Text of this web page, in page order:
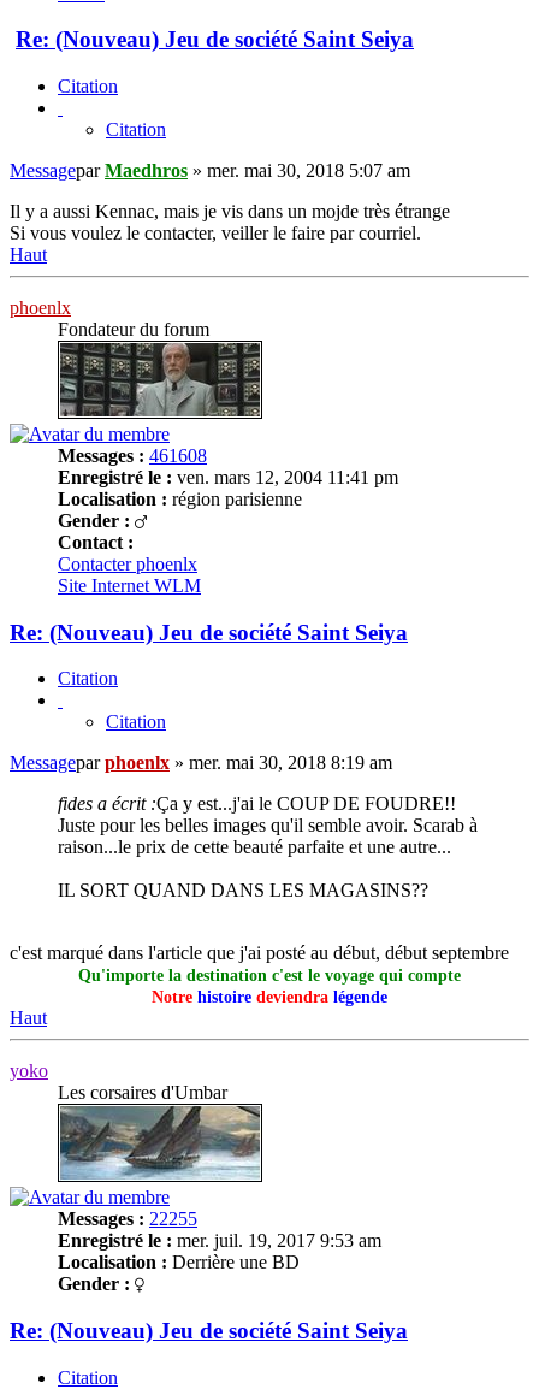
Re: (Nouveau) Jeu de société Saint Seiya
Citation
Citation
MessageparMaedhros » mer. mai 30, 2018 5:07 am
Il y a aussi Kennac, mais je vis dans un mojde très étrange
Si vous voulez le contacter, veiller le faire par courriel.
Haut
phoenlx
Fondateur du forum
Messages : 461608
Enregistré le : ven. mars 12, 2004 11:41 pm
Localisation : région parisienne
Gender :
Contact :
Contacter phoenlx
Site Internet WLM
Re: (Nouveau) Jeu de société Saint Seiya
Citation
Citation
Messageparphoenlx » mer. mai 30, 2018 8:19 am
fides a écrit :Ça y est...j'ai le COUP DE FOUDRE!!
Juste pour les belles images qu'il semble avoir. Scarab à
raison...le prix de cette beauté parfaite et une autre...
IL SORT QUAND DANS LES MAGASINS??
c'est marqué dans l'article que j'ai posté au début, début septembre
Qu'importe la destination c'est le voyage qui compte
Notre histoire deviendra légende
Haut
yoko
Les corsaires d'Umbar
Messages : 22255
Enregistré le : mer. juil. 19, 2017 9:53 am
Localisation : Derrière une BD
Gender :
Re: (Nouveau) Jeu de société Saint Seiya
Citation